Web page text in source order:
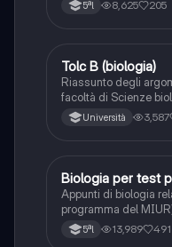
5ªl 8,625 205
Scienze
Tolc B (biologia)
Riassunto degli
facoltà di Scienze
Università 3,587
Scienze
Biologia per test
Appunti di biologia
programma del
di professioni
confrontando vari siti
5ªl 13,989 491